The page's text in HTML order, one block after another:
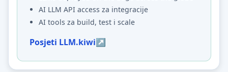
AI LLM API access za integracije
AI tools za build, test i scale
Posjeti LLM.kiwi